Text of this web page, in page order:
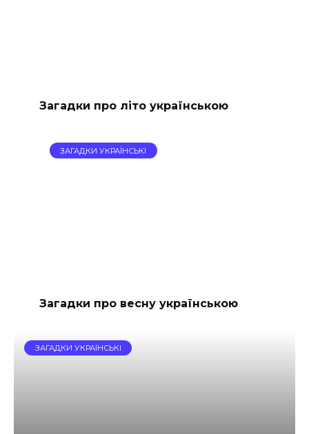
Загадки про літо українською
ЗАГАДКИ УКРАЇНСЬКІ
Загадки про весну українською
ЗАГАДКИ УКРАЇНСЬКІ